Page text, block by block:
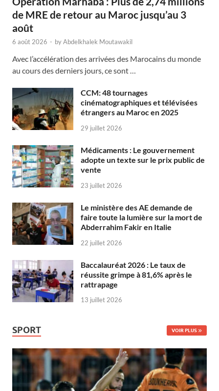
de MRE de retour au Maroc jusqu’au 3
août
6 août 2026 - byAbdelkhalek Moutawakil
Avec l’accélération des arrivées des Marocains du monde
au cours des derniers jours, ce sont …
CCM: 48 tournages
cinématographiques et télévisées
étrangers au Maroc en 2025
29 juillet 2026
Médicaments : Le gouvernement
adopte un texte sur le prix public de
vente
23 juillet 2026
Le ministère des AE demande de
faire toute la lumière sur la mort de
Abderrahim Fakir en Italie
22 juillet 2026
Baccalauréat 2026 : Le taux de
réussite grimpe à 81,6% après le
rattrapage
13 juillet 2026
SPORT VOIR PLUS